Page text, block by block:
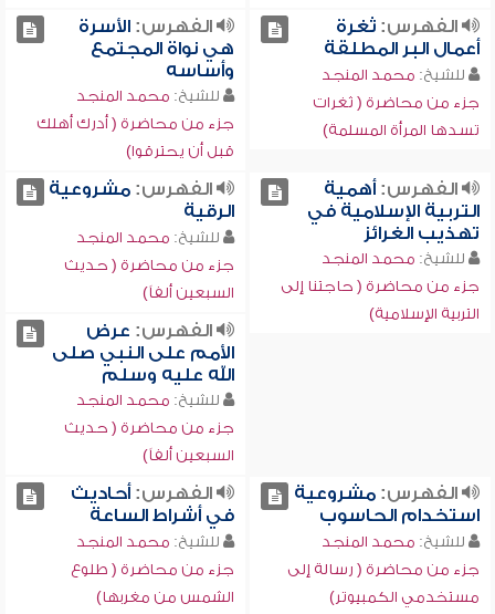
الفهرس:ثغرة
أعمال البر المطلقة
للشيخ: محمد المنجد
جزء من محاضرة ( ثغرات
تسدها المرأة المسلمة)
الفهرس:الأسرة
هي نواة المجتمع
وأساسه
للشيخ: محمد المنجد
جزء من محاضرة ( أدرك أهلك
قبل أن يحترقوا)
الفهرس:أهمية
التربية الإسلامية في
تهذيب الغرائز
للشيخ: محمد المنجد
جزء من محاضرة ( حاجتنا إلى
التربية الإسلامية)
الفهرس:مشروعية
الرقية
للشيخ: محمد المنجد
جزء من محاضرة ( حديث
السبعين ألفاً)
الفهرس: عرض
الأمم على النبي صلى
الله عليه وسلم
للشيخ: محمد المنجد
جزء من محاضرة ( حديث
السبعين ألفاً)
الفهرس:مشروعية
استخدام الحاسوب
للشيخ: محمد المنجد
جزء من محاضرة ( رسالة إلى
مستخدمي الكمبيوتر)
الفهرس:أحاديث
في أشراط الساعة
للشيخ: محمد المنجد
جزء من محاضرة ( طلوع
الشمس من مغربها)